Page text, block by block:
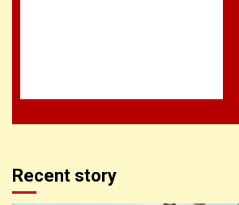
Recent story